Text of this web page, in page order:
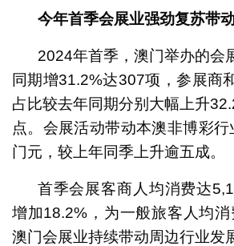
今年首季会展业强劲复苏带
2024年首季，澳门举办的会
同期增31.2%达307项，参展商
占比较去年同期分别大幅上升
点。会展活动带动本澳非博彩
门元，较上年同季上升逾五成。
首季会展客商人均消费达
增加18.2%，为一般旅客人均
澳门会展业持续带动周边行业发